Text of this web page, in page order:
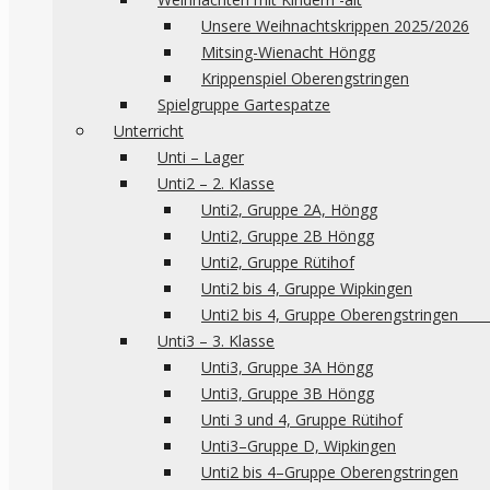
Unsere Weihnachtskrippen 2025/2026
Mitsing-Wienacht Höngg
Krippenspiel Oberengstringen
Spielgruppe Gartespatze
Unterricht
Unti – Lager
Unti2 – 2. Klasse
Unti2, Gruppe 2A, Höngg
Unti2, Gruppe 2B Höngg
Unti2, Gruppe Rütihof
Unti2 bis 4, Gruppe Wipkingen
Unti2 bis 4, Gruppe
Unti3 – 3. Klasse
Unti3, Gruppe 3A Höngg
Unti3, Gruppe 3B Höngg
Unti 3 und 4, Gruppe Rütihof
Unti3–Gruppe D, Wipkingen
Unti2 bis 4–Gruppe Oberengstringen